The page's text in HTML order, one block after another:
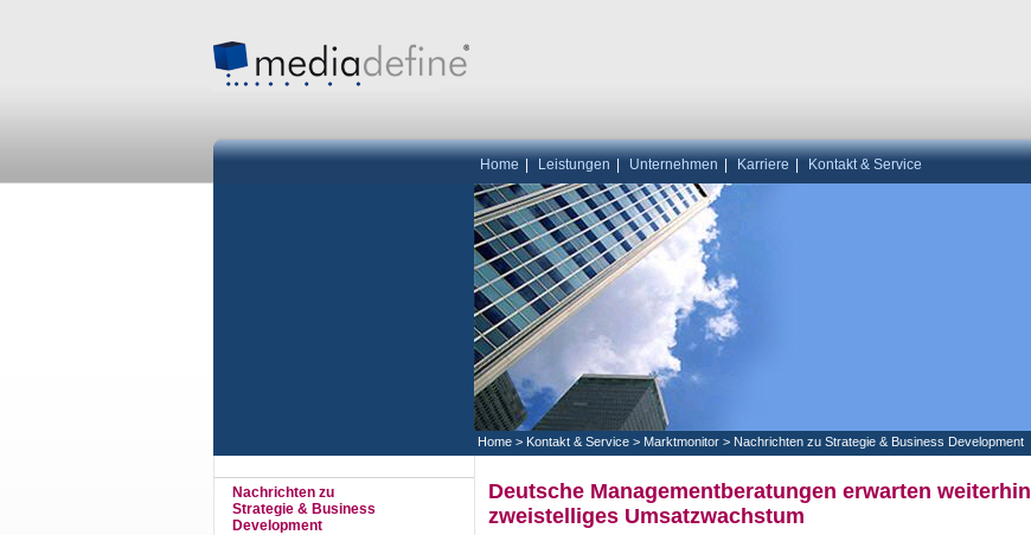
Home Leistungen Unternehmen Karriere Kontakt & Service
Home > Kontakt & Service > Marktmonitor > Nachrichten zu Strategie & Business Development
Nachrichten zu
Strategie & Business
Development
Deutsche Managementberatungen erwarten weiterhin
zweistelliges Umsatzwachstum